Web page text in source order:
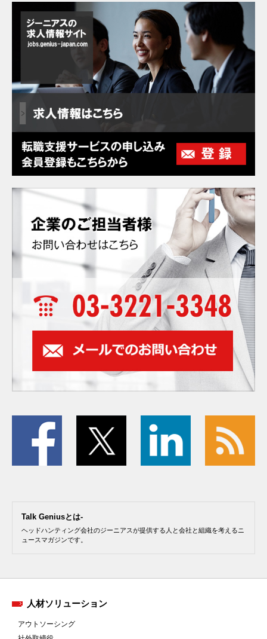
Talk Geniusとは-
ヘッドハンティング会社のジーニアスが提供する人と会社と組織を考えるニ
ュースマガジンです。
人材ソリューション
アウトソーシング